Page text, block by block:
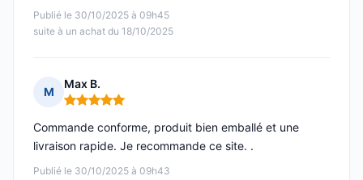
Publié le 30/10/2025 à 09h45
suite à un achat du 18/10/2025
M
Max B.
Note : 5 sur 5
Publié le 30/10/2025 à 09h43
Commande conforme, produit bien emballé et une
livraison rapide. Je recommande ce site. .